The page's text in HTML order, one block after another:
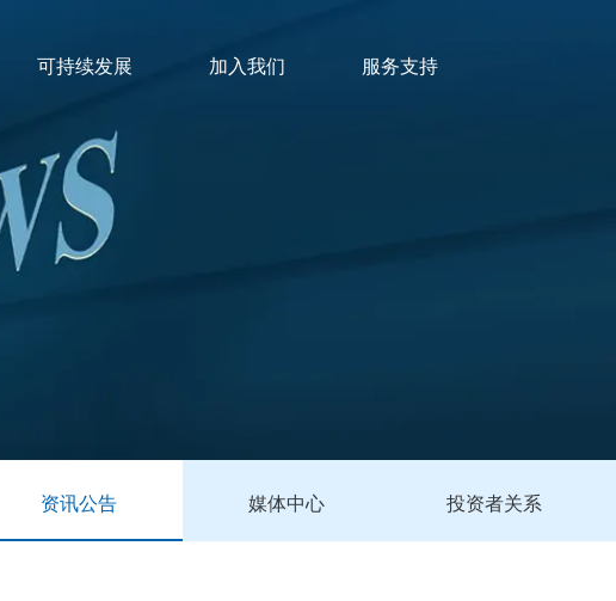
可持续发展 加入我们 服务支持
资讯公告 媒体中心 投资者关系